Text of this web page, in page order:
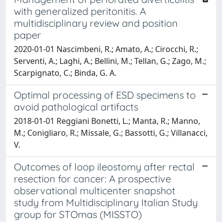
with generalized peritonitis. A
multidisciplinary review and position
paper
2020-01-01 Nascimbeni, R.; Amato, A.; Cirocchi, R.;
Serventi, A.; Laghi, A.; Bellini, M.; Tellan, G.; Zago, M.;
Scarpignato, C.; Binda, G. A.
Optimal processing of ESD specimens to
avoid pathological artifacts
2018-01-01 Reggiani Bonetti, L.; Manta, R.; Manno,
M.; Conigliaro, R.; Missale, G.; Bassotti, G.; Villanacci,
V.
Outcomes of loop ileostomy after rectal
resection for cancer: A prospective
observational multicenter snapshot
study from Multidisciplinary Italian Study
group for STOmas (MISSTO)